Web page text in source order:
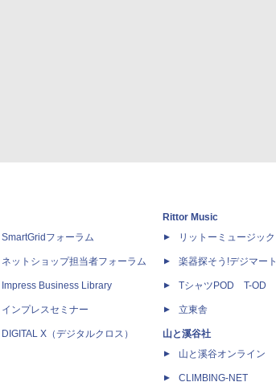
SmartGridフォーラム
ネットショップ担当者フォーラム
Impress Business Library
インプレスセミナー
DIGITAL X（デジタルクロス）
Rittor Music
リットーミュージック
楽器探そう!デジマート
TシャツPOD T-OD
立東舎
山と溪谷社
山と溪谷オンライン
CLIMBING-NET